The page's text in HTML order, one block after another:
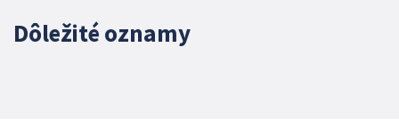
Dôležité oznamy